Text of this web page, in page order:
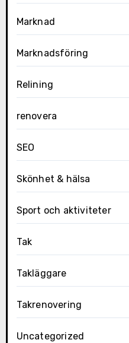
Marknad
Marknadsföring
Relining
renovera
SEO
Skönhet & hälsa
Sport och aktiviteter
Tak
Takläggare
Takrenovering
Uncategorized